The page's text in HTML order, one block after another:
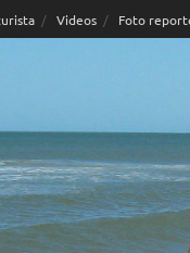
Videos Foto